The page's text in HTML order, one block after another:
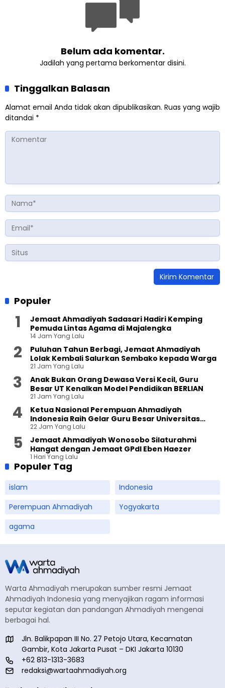
Belum ada komentar.
Jadilah yang pertama berkomentar disini.
Tinggalkan Balasan
Alamat email Anda tidak akan dipublikasikan. Ruas yang wajib
ditandai *
Populer
Jemaat Ahmadiyah Sadasari Hadiri Kemping
Pemuda Lintas Agama di Majalengka
14 Jam Yang Lalu
Puluhan Tahun Berbagi, Jemaat Ahmadiyah
Lolak Kembali Salurkan Sembako kepada Warga
21 Jam Yang Lalu
Anak Bukan Orang Dewasa Versi Kecil, Guru
Besar UT Kenalkan Model Pendidikan BERLIAN
21 Jam Yang Lalu
Ketua Nasional Perempuan Ahmadiyah
Indonesia Raih Gelar Guru Besar Universitas
Terbuka
22 Jam Yang Lalu
Jemaat Ahmadiyah Wonosobo Silaturahmi
Hangat dengan Jemaat GPdI Eben Haezer
1 Hari Yang Lalu
Populer Tag
islam
Indonesia
Perempuan Ahmadiyah
Yogyakarta
agama
Warta Ahmadiyah merupakan sumber resmi Jemaat
Ahmadiyah Indonesia yang menyajikan ragam informasi
seputar kegiatan dan pandangan Ahmadiyah mengenai
berbagai hal.
Jln. Balikpapan III No. 27 Petojo Utara, Kecamatan
Gambir, Kota Jakarta Pusat – DKI Jakarta 10130
+62 813-1313-3683
redaksi@wartaahmadiyah.org